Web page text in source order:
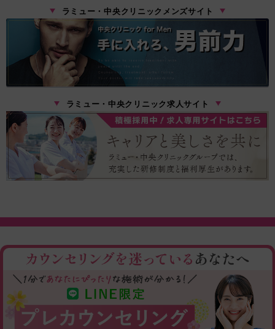
ラミュー・中央クリニックメンズサイト
ラミュー・中央クリニック求人サイト